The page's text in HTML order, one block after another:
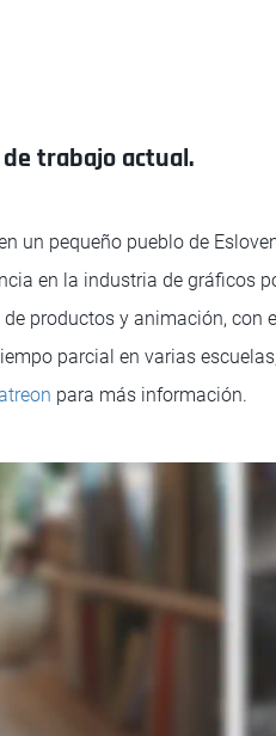
trabajo actual.
un pequeño pueblo de
en la industria de gráficos
productos y animación, con
parcial en varias
para más información.